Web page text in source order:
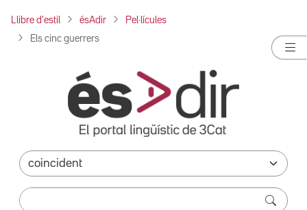
Llibre d'estil ésAdir Pel·lícules
Els cinc guerrers